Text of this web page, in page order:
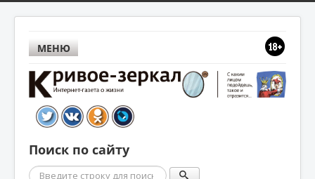
МЕНЮ
Поиск по сайту
Поиск